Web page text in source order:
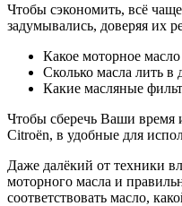
Чтобы сэкономить, всё
задумывались, доверяя их
Какое моторное масло
Сколько масла лить в
Какие масляные
Чтобы сберечь Ваши время
Citroёn, в удобные для
Даже далёкий от техники
моторного масла и
соответствовать масло,